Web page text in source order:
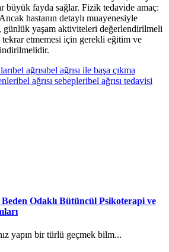
büyük fayda sağlar. Fizik tedavide amaç:
hastanın detaylı muayenesiyle
günlük yaşam aktiviteleri değerlendirilmeli
tekrar etmemesi için gerekli eğitim ve
bel ağrısıbel ağrısı ile başa çıkma
bel ağrısı sebepleribel ağrısı tedavisi
Odaklı Bütüncül Psikoterapi ve
yapın bir türlü geçmek bilm...